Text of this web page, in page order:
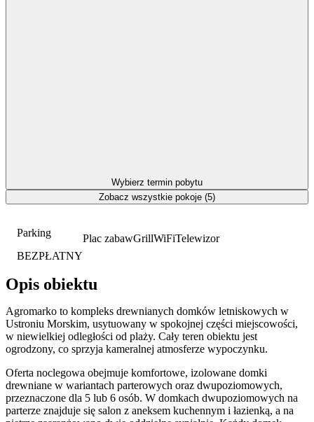
Parking
BEZPŁATNY
Plac zabawGrillWiFiTelewizor
Opis obiektu
Agromarko to kompleks drewnianych domków letniskowych w
Ustroniu Morskim, usytuowany w spokojnej części miejscowości,
w niewielkiej odległości od plaży. Cały teren obiektu jest
ogrodzony, co sprzyja kameralnej atmosferze wypoczynku.
Oferta noclegowa obejmuje komfortowe, izolowane domki
drewniane w wariantach parterowych oraz dwupoziomowych,
przeznaczone dla 5 lub 6 osób. W domkach dwupoziomowych na
parterze znajduje się salon z aneksem kuchennym i łazienką, a na
Wybierz termin pobytu
Zobacz wszystkie pokoje (5)